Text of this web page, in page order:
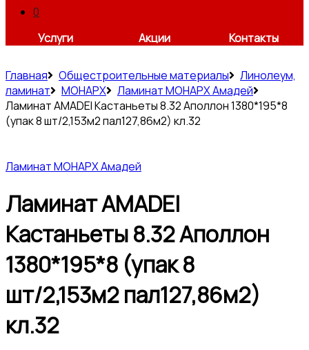
0
Услуги
Акции Контакты
Главная Общестроительные материалы
Линолеум,
ламинат
МОНАРХ
Ламинат МОНАРХ Амадей
Ламинат AMADEI Кастаньеты 8.32 Аполлон 1380*195*8
(упак 8 шт/2,153м2 пал127,86м2) кл.32
Ламинат МОНАРХ Амадей
Ламинат AMADEI
Кастаньеты 8.32 Аполлон
1380*195*8 (упак 8
шт/2,153м2 пал127,86м2)
кл.32